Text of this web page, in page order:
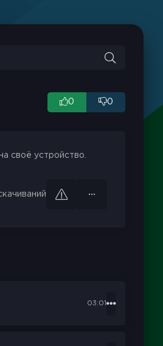
0 0
своё устройство.
03:01